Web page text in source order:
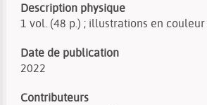
Description physique
1 vol. (48 p.) ; illustrations en couleur
Date de publication
2022
Contributeurs